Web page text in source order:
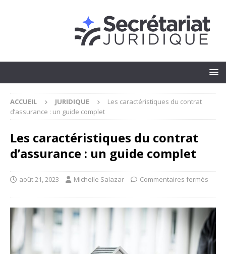
ACCUEIL JURIDIQUE
Les caractéristiques du contrat
d’assurance : un guide complet
Les caractéristiques du contrat
d’assurance : un guide complet
août 21, 2023 Michelle Salazar Commentaires fermés